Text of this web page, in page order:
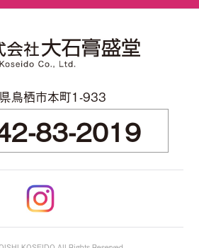
鳥栖市本町1-933
83-2019